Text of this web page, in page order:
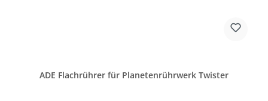
ADE Flachrührer für Planetenrührwerk Twister